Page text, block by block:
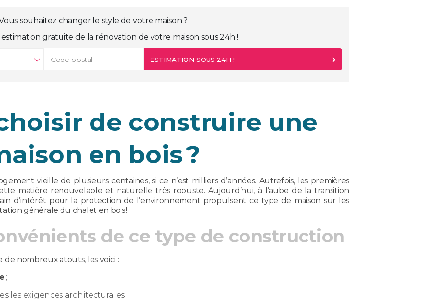
souhaitez changer le style de votre maison ?
gratuite de la rénovation de votre maison sous 24h !
ESTIMATION SOUS 24H !
de construire une
en bois ?
vieille de plusieurs centaines, si ce n’est milliers d’années. Autrefois, les premières
matière renouvelable et naturelle très robuste. Aujourd’hui, à l’aube de la transition
d’intérêt pour la protection de l’environnement propulsent ce type de maison sur les
générale du chalet en bois !
de ce type de construction
de nombreux atouts, les voici :
;
les exigences architecturales ;